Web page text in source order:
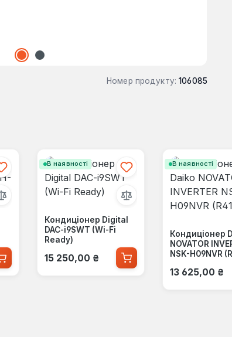
Номер продукту: 106085
В наявності
Кондиціонер Digital
DAC-i9SWT (Wi-Fi
Ready)
Звичайна ціна:
15 250,00 ₴
В наявності
Кондиціонер
NOVATOR
NSK-H09NVR
Звичайна
13 625,00 ₴